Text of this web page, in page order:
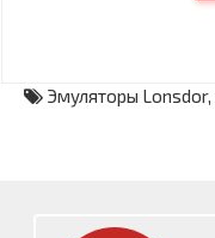
Эмуляторы Lonsdor,